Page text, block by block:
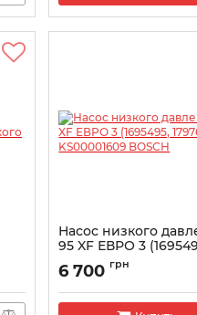
Насос низкого
95 XF ЕВРО 3
1797650)
Артикул:
6 700 грн